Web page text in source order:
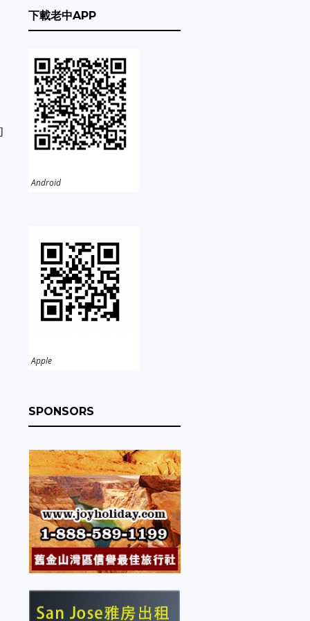
下載老中APP
Android
Apple
SPONSORS